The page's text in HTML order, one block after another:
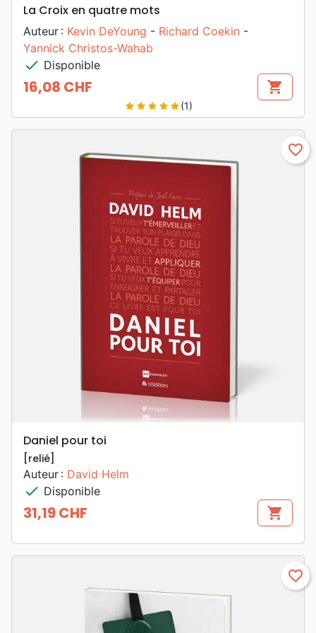
La Croix en quatre mots
Auteur : Kevin DeYoung - Richard Coekin -
Yannick Christos-Wahab
check Disponible
Prix
16,08 CHF shopping_cart
star star star star star(1)
favorite_border
Daniel pour toi
[relié]
Auteur : David Helm
check Disponible
Prix
31,19 CHF shopping_cart
favorite_border